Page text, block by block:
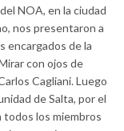
NOA, en la ciudad
nos presentaron a
encargados de la
con ojos de
Cagliani. Luego
de Salta, por el
todos los miembros